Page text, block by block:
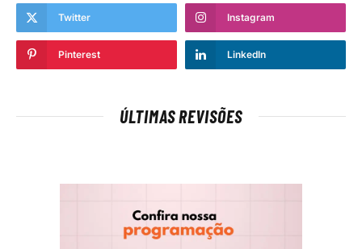
Twitter Instagram
Pinterest LinkedIn
ÚLTIMAS REVISÕES